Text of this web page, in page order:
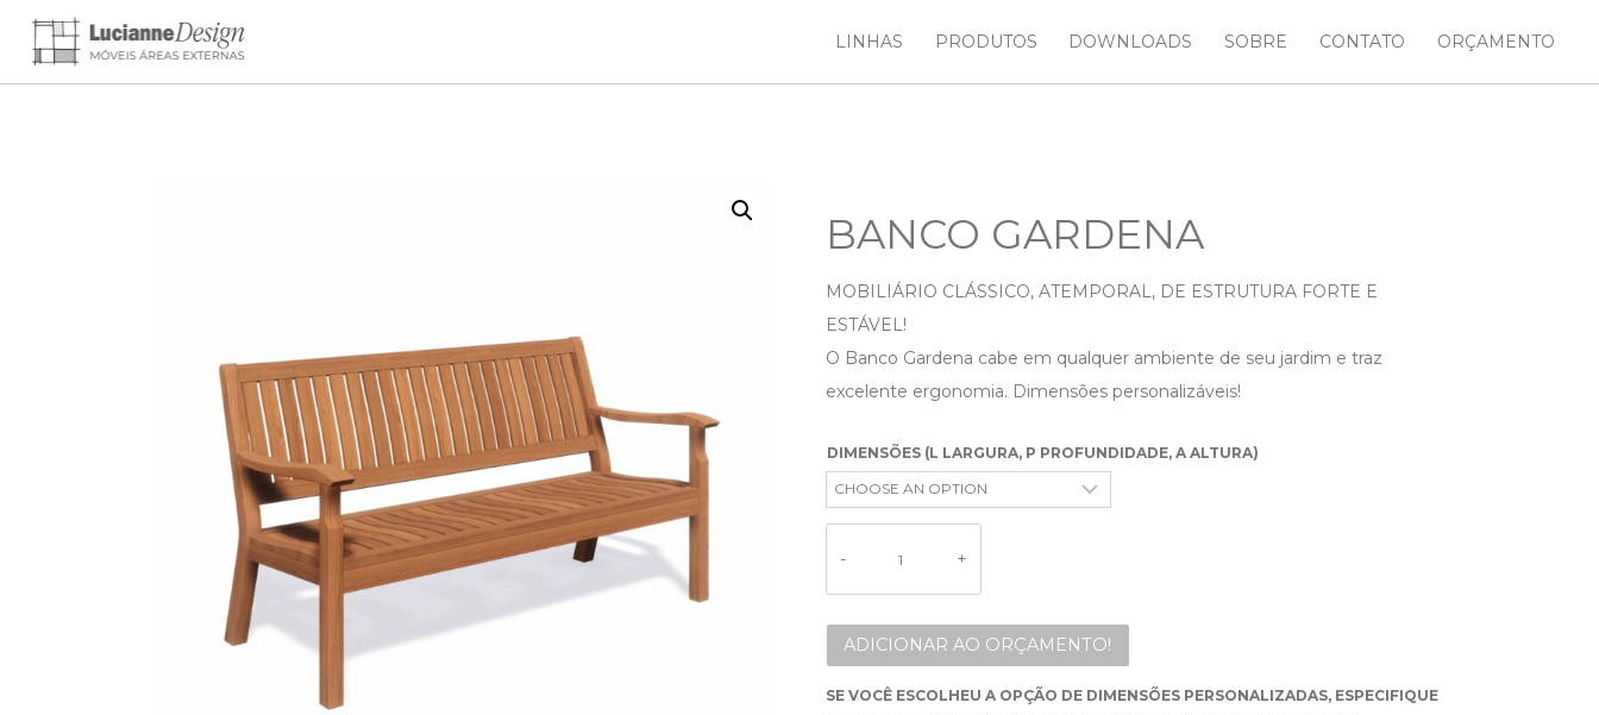
LINHAS PRODUTOS DOWNLOADS SOBRE CONTATO ORÇAMENTO
BANCO GARDENA
MOBILIÁRIO CLÁSSICO, ATEMPORAL, DE ESTRUTURA FORTE E
ESTÁVEL!
O Banco Gardena cabe em qualquer ambiente de seu jardim e traz
excelente ergonomia. Dimensões personalizáveis!
DIMENSÕES (L LARGURA, P PROFUNDIDADE, A ALTURA)
ADICIONAR AO ORÇAMENTO!
SE VOCÊ ESCOLHEU A OPÇÃO DE DIMENSÕES PERSONALIZADAS, ESPECIFIQUE